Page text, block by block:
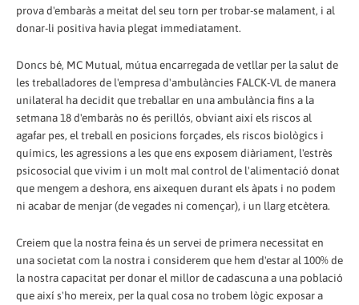
prova d'embaràs a meitat del seu torn per trobar-se malament, i al
donar-li positiva havia plegat immediatament.
Doncs bé, MC Mutual, mútua encarregada de vetllar per la salut de
les treballadores de l'empresa d'ambulàncies FALCK-VL de manera
unilateral ha decidit que treballar en una ambulància fins a la
setmana 18 d'embaràs no és perillós, obviant així els riscos al
agafar pes, el treball en posicions forçades, els riscos biològics i
químics, les agressions a les que ens exposem diàriament, l'estrès
psicosocial que vivim i un molt mal control de l'alimentació donat
que mengem a deshora, ens aixequen durant els àpats i no podem
ni acabar de menjar (de vegades ni començar), i un llarg etcètera.
Creiem que la nostra feina és un servei de primera necessitat en
una societat com la nostra i considerem que hem d'estar al 100% de
la nostra capacitat per donar el millor de cadascuna a una població
que així s'ho mereix, per la qual cosa no trobem lògic exposar a